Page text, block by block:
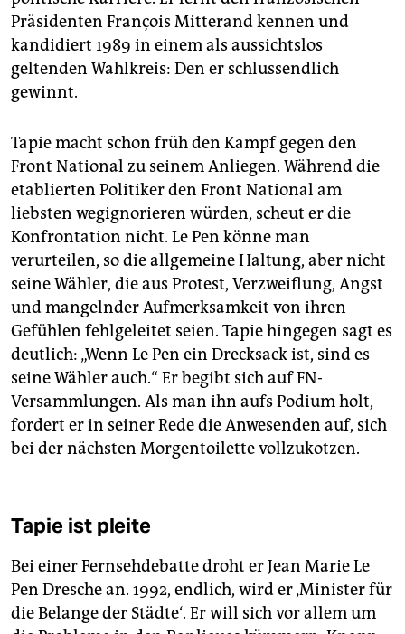
Präsidenten François Mitterand kennen und
kandidiert 1989 in einem als aussichtslos
geltenden Wahlkreis: Den er schlussendlich
gewinnt.
Tapie macht schon früh den Kampf gegen den
Front National zu seinem Anliegen. Während die
etablierten Politiker den Front National am
liebsten wegignorieren würden, scheut er die
Konfrontation nicht. Le Pen könne man
verurteilen, so die allgemeine Haltung, aber nicht
seine Wähler, die aus Protest, Verzweiflung, Angst
und mangelnder Aufmerksamkeit von ihren
Gefühlen fehlgeleitet seien. Tapie hingegen sagt es
deutlich: „Wenn Le Pen ein Drecksack ist, sind es
seine Wähler auch.“ Er begibt sich auf FN-
Versammlungen. Als man ihn aufs Podium holt,
fordert er in seiner Rede die Anwesenden auf, sich
bei der nächsten Morgentoilette vollzukotzen.
Tapie ist pleite
Bei einer Fernsehdebatte droht er Jean Marie Le
Pen Dresche an. 1992, endlich, wird er ‚Minister für
die Belange der Städte‘. Er will sich vor allem um